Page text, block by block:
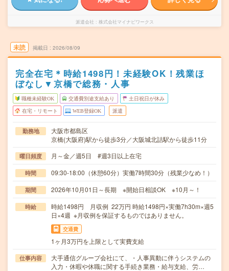
派遣会社 株式会社マイナビワークス
未読 掲載日 2026/08/09
完全在宅＊時給1498円！未経験OK！残業ほ
ぼなし▼京橋で総務・人事
職種未経験OK 交通費別途支給あり 土日祝日が休み
在宅・リモート WEB登録OK 派遣
勤務地
大阪市都島区
京橋(大阪府)駅から徒歩3分／大阪城北詰駅から徒歩11分
曜日頻度 月～金／週5日 #週3日以上在宅
時間 09:30-18:00（休憩60分）実働7時間30分（残業少なめ！）
期間 2026年10月01日～長期 ※開始日相談OK ※10月～！
時給
時給1498円 月収例 22万円 時給1498円×実働7h30m×週5
日×4週 ※月収例を保証するものではありません。
交通費
1ヶ月3万円を上限として実費支給
仕事内容
大手通信グループ会社にて、・人事異動に伴うシステムの
入力・休暇や休職に関する手続き業務・給与支給、労…